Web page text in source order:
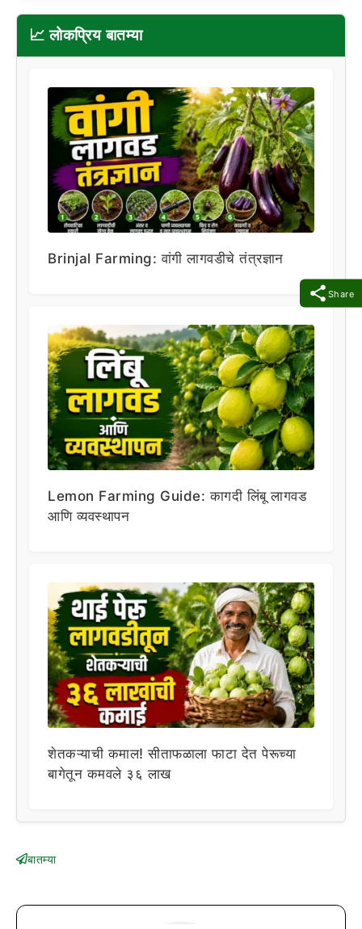
Share
📈 लोकप्रिय बातम्या
Brinjal Farming: वांगी लागवडीचे तंत्रज्ञान
Lemon Farming Guide: कागदी लिंबू लागवड
आणि व्यवस्थापन
शेतकऱ्याची कमाल! सीताफळाला फाटा देत पेरूच्या
बागेतून कमवले ३६ लाख
बातम्या